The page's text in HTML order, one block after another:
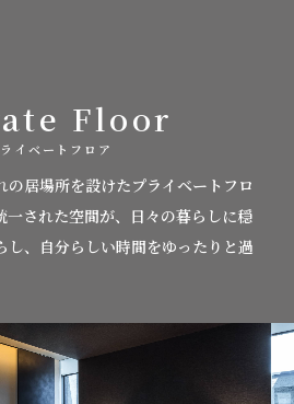
Floor
イベートフロア
の居場所を設けたプライベートフロ
一された空間が、日々の暮らしに穏
し、自分らしい時間をゆったりと過